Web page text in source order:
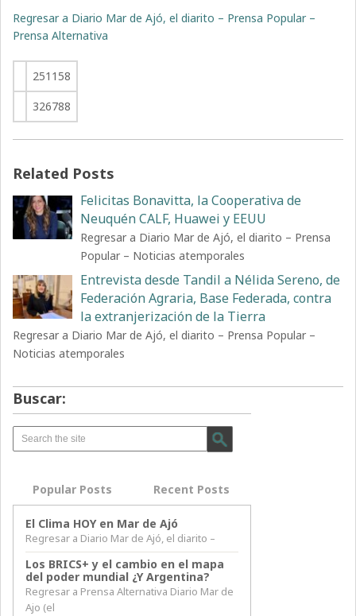
Regresar a Diario Mar de Ajó, el diarito – Prensa Popular –
Prensa Alternativa
251158
326788
Related Posts
Felicitas Bonavitta, la Cooperativa de
Neuquén CALF, Huawei y EEUU
Regresar a Diario Mar de Ajó, el diarito – Prensa
Popular – Noticias atemporales
Entrevista desde Tandil a Nélida Sereno, de
Federación Agraria, Base Federada, contra
la extranjerización de la Tierra
Regresar a Diario Mar de Ajó, el diarito – Prensa Popular –
Noticias atemporales
Buscar:
Popular Posts Recent Posts
El Clima HOY en Mar de Ajó
Regresar a Diario Mar de Ajó, el diarito –
Los BRICS+ y el cambio en el mapa
del poder mundial ¿Y Argentina?
Regresar a Prensa Alternativa Diario Mar de
Ajo (el